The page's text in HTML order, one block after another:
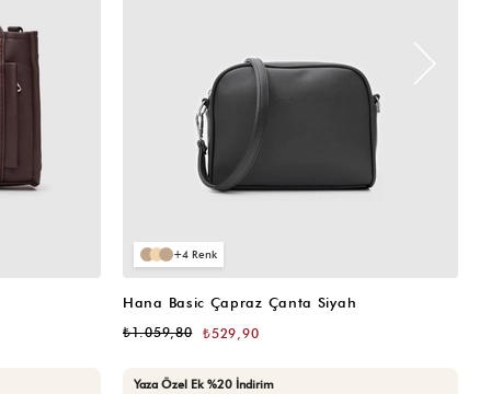
4
Hana Basic Çapraz Çanta Siyah
₺529,90
₺1.059,80
Yaza Özel Ek %20 İndirim